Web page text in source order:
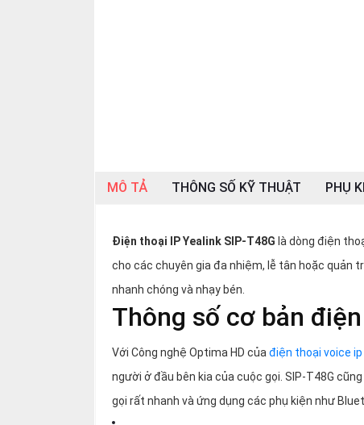
MÔ TẢ THÔNG SỐ KỸ THUẬT PHỤ
Điện thoại IP Yealink SIP-T48G là dòng điện
cho các chuyên gia đa nhiệm, lễ tân hoặc quản
nhanh chóng và nhạy bén.
Thông số cơ bản
Với Công nghệ Optima HD của điện thoại voice ip
người ở đầu bên kia của cuộc gọi. SIP-T48G
gọi rất nhanh và ứng dụng các phụ kiện như